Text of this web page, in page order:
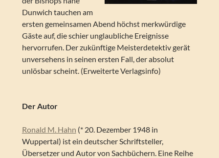
Dunwich tauchen am
ersten gemeinsamen Abend höchst merkwürdige
Gäste auf, die schier unglaubliche Ereignisse
hervorrufen. Der zukünftige Meisterdetektiv gerät
unversehens in seinen ersten Fall, der absolut
unlösbar scheint. (Erweiterte Verlagsinfo)
Der Autor
Ronald M. Hahn (* 20. Dezember 1948 in
Wuppertal) ist ein deutscher Schriftsteller,
Übersetzer und Autor von Sachbüchern. Eine Reihe